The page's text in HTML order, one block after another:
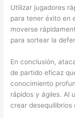
Utilizar jugadores
para tener éxito en
moverse
para sortear la
En conclusión,
de partido eficaz
conocimiento
rápidos y ágiles. Al
crear desequilibrios